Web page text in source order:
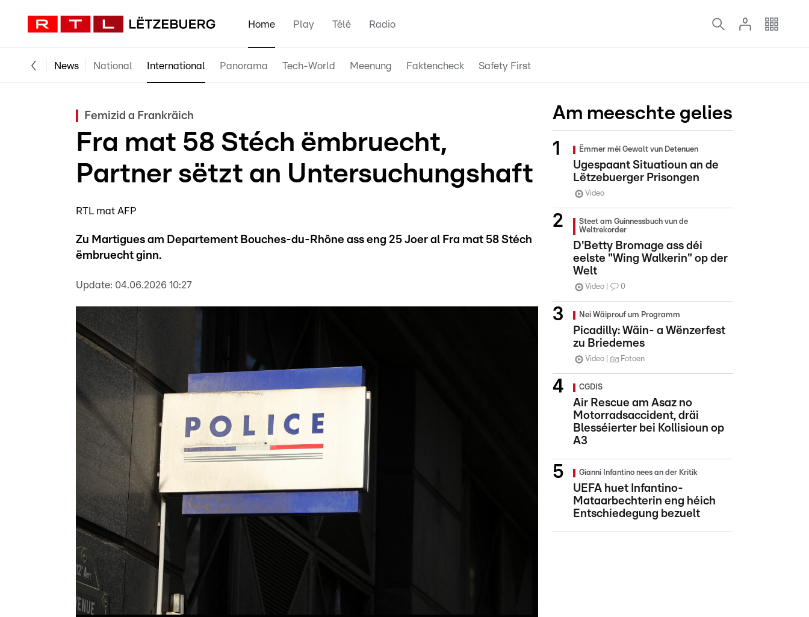
Home Play Télé Radio
News National International Panorama Tech-World Meenung Faktencheck Safety First
Femizid a Frankräich
Fra mat 58 Stéch ëmbruecht,
Partner sëtzt an Untersuchungshaft
RTL mat AFP
Zu Martigues am Departement Bouches-du-Rhône ass eng 25 Joer al Fra mat 58 Stéch
ëmbruecht ginn.
Update: 04.06.2026 10:27
Am meeschte gelies
Ëmmer méi Gewalt vun Detenuen
Ugespaant Situatioun an de
Lëtzebuerger Prisongen
Video
Steet am Guinnessbuch vun de
Weltrekorder
D'Betty Bromage ass déi
eelste "Wing Walkerin" op der
Welt
Video 0
Nei Wäiprouf um Programm
Picadilly: Wäin- a Wënzerfest
zu Briedemes
Video Fotoen
CGDIS
Air Rescue am Asaz no
Motorradsaccident, dräi
Blesséierter bei Kollisioun op
A3
Gianni Infantino nees an der Kritik
UEFA huet Infantino-
Mataarbechterin eng héich
Entschiedegung bezuelt